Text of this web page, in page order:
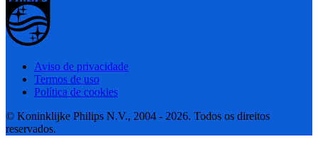
Aviso de privacidade
Termos de uso
Política de cookies
© Koninklijke Philips N.V., 2004 - 2026. Todos os direitos
reservados.